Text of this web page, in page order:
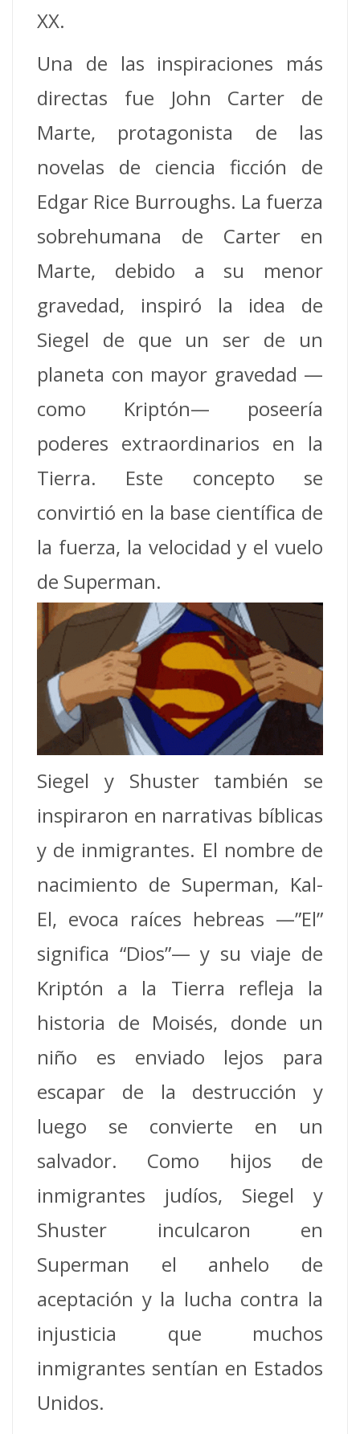
XX.
Una de las inspiraciones más
directas fue John Carter de
Marte, protagonista de las
novelas de ciencia ficción de
Edgar Rice Burroughs. La fuerza
sobrehumana de Carter en
Marte, debido a su menor
gravedad, inspiró la idea de
Siegel de que un ser de un
planeta con mayor gravedad —
como Kriptón— poseería
poderes extraordinarios en la
Tierra. Este concepto se
convirtió en la base científica de
la fuerza, la velocidad y el vuelo
de Superman.
Siegel y Shuster también se
inspiraron en narrativas bíblicas
y de inmigrantes. El nombre de
nacimiento de Superman, Kal-
El, evoca raíces hebreas —”El”
significa “Dios”— y su viaje de
Kriptón a la Tierra refleja la
historia de Moisés, donde un
niño es enviado lejos para
escapar de la destrucción y
luego se convierte en un
salvador. Como hijos de
inmigrantes judíos, Siegel y
Shuster inculcaron en
Superman el anhelo de
aceptación y la lucha contra la
injusticia que muchos
inmigrantes sentían en Estados
Unidos.